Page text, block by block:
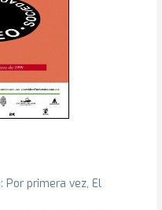
Por primera vez, El